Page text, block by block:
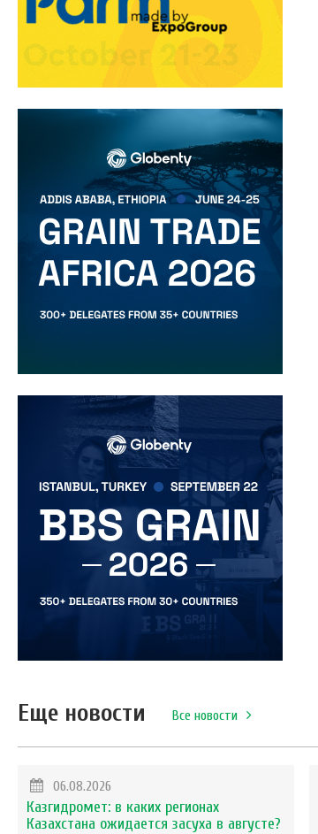
Еще новости Все новости
06.08.2026
Казгидромет: в каких регионах
Казахстана ожидается засуха в августе?